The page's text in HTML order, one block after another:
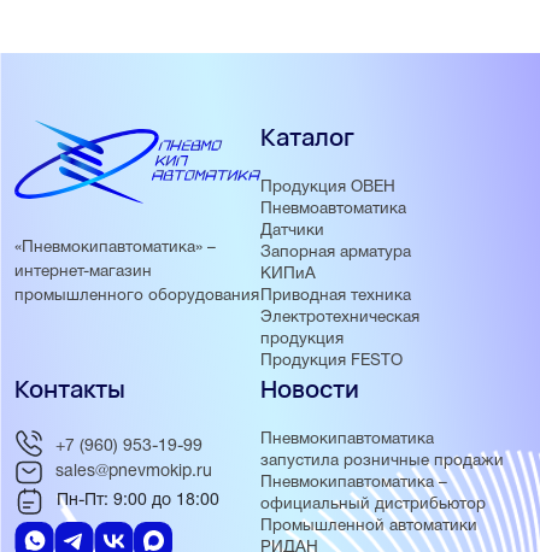
«Пневмокипавтоматика» –
интернет-магазин
промышленного оборудования
Каталог
Продукция ОВЕН
Пневмоавтоматика
Датчики
Запорная арматура
КИПиА
Приводная техника
Электротехническая
продукция
Продукция FESTO
Новости
Пневмокипавтоматика
запустила розничные продажи
Пневмокипавтоматика –
официальный дистрибьютор
Промышленной автоматики
РИДАН
Контакты
+7 (960) 953-19-99
sales@pnevmokip.ru
Пн-Пт: 9:00 до 18:00